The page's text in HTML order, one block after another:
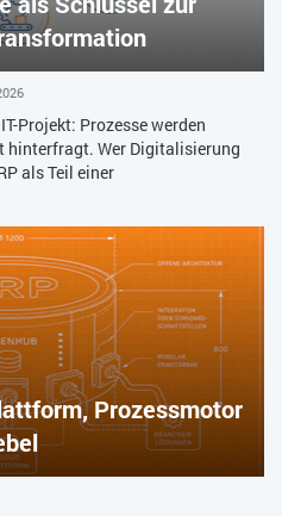
Projekt: Prozesse werden
hinterfragt. Wer Digitalisierung
als Teil einer
Prozessmotor